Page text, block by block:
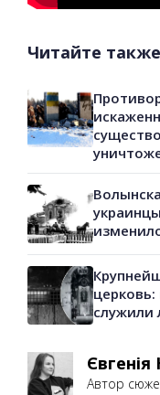
Читайте
церковь:
служили
Автор